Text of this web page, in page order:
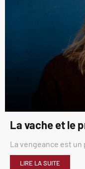
La vache et le
La vengeance est
LIRE LA SUITE